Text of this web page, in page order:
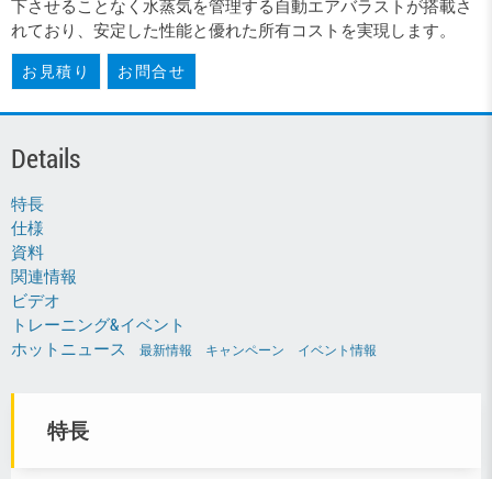
下させることなく水蒸気を管理する自動エアバラストが搭載さ
れており、安定した性能と優れた所有コストを実現します。
お見積り お問合せ
Details
特長
仕様
資料
関連情報
ビデオ
トレーニング&イベント
ホットニュース
最新情報 キャンペーン イベント情報
特長